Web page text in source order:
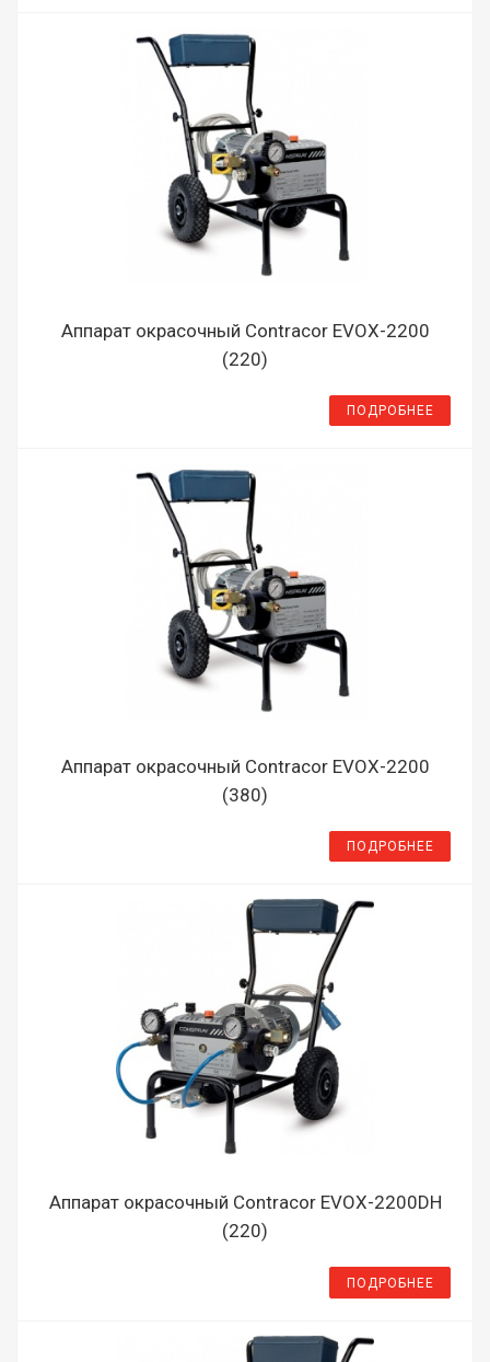
Аппарат окрасочный Contracor EVOX-2200
(220)
ПОДРОБНЕЕ
Аппарат окрасочный Contracor EVOX-2200
(380)
ПОДРОБНЕЕ
Аппарат окрасочный Contracor EVOX-2200DH
(220)
ПОДРОБНЕЕ